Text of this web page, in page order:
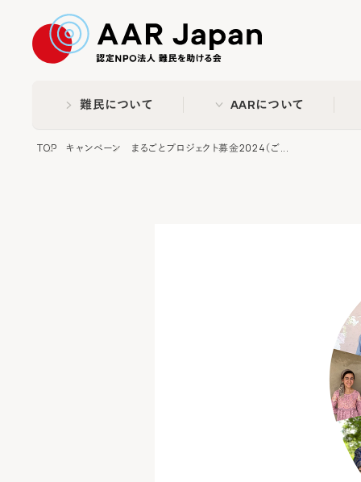
難民について AARについて
TOP キャンペーン まるごとプロジェクト募金2024（ご...